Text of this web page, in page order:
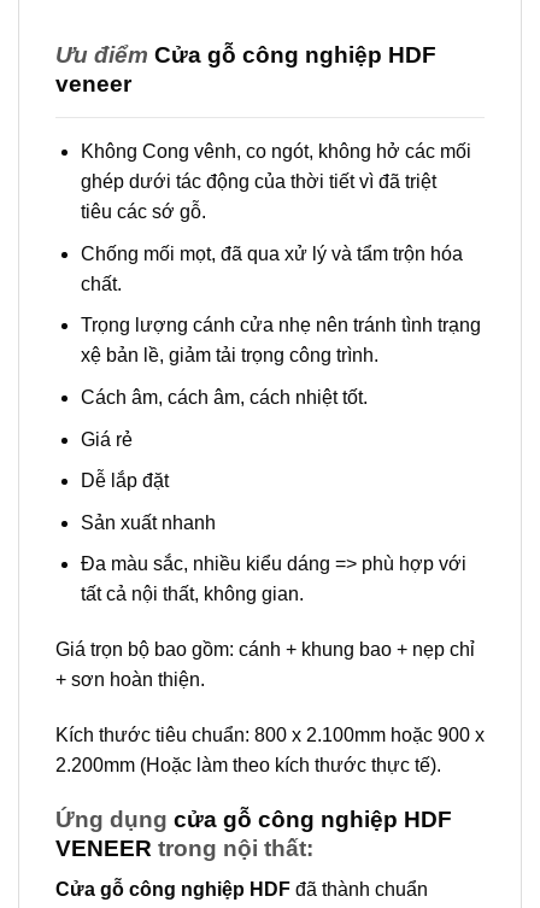
Ưu điểm Cửa gỗ công nghiệp HDF
veneer
Không Cong vênh, co ngót, không hở các mối
ghép dưới tác động của thời tiết vì đã triệt
tiêu các sớ gỗ.
Chống mối mọt, đã qua xử lý và tẩm trộn hóa
chất.
Trọng lượng cánh cửa nhẹ nên tránh tình trạng
xệ bản lề, giảm tải trọng công trình.
Cách âm, cách âm, cách nhiệt tốt.
Giá rẻ
Dễ lắp đặt
Sản xuất nhanh
Đa màu sắc, nhiều kiểu dáng => phù hợp với
tất cả nội thất, không gian.
Giá trọn bộ bao gồm: cánh + khung bao + nẹp chỉ
+ sơn hoàn thiện.
Kích thước tiêu chuẩn: 800 x 2.100mm hoặc 900 x
2.200mm (Hoặc làm theo kích thước thực tế).
Ứng dụng cửa gỗ công nghiệp HDF
VENEER trong nội thất:
Cửa gỗ công nghiệp HDF đã thành chuẩn